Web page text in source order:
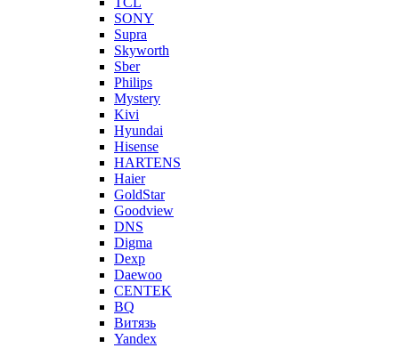
SONY
Supra
Skyworth
Sber
Philips
Mystery
Kivi
Hyundai
Hisense
HARTENS
Haier
GoldStar
Goodview
DNS
Digma
Dexp
Daewoo
CENTEK
BQ
Витязь
Yandex